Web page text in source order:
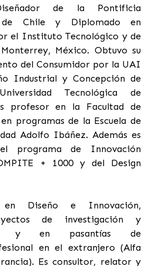
de la Pontificia
de Chile y Diplomado en
el Instituto Tecnológico y de
México. Obtuvo su
del Consumidor por la UAI
Industrial y Concepción de
Tecnológica de
profesor en la Facultad de
programas de la Escuela de
Adolfo Ibáñez. Además es
programa de Innovación
+ 1000 y del Design
Diseño e Innovación,
de investigación y
y en pasantías de
en el extranjero (Alfa
Es consultor, relator y